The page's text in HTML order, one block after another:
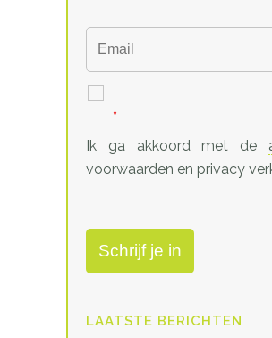
*
Ik ga akkoord met de
voorwaarden en privacy
LAATSTE BERICHTEN